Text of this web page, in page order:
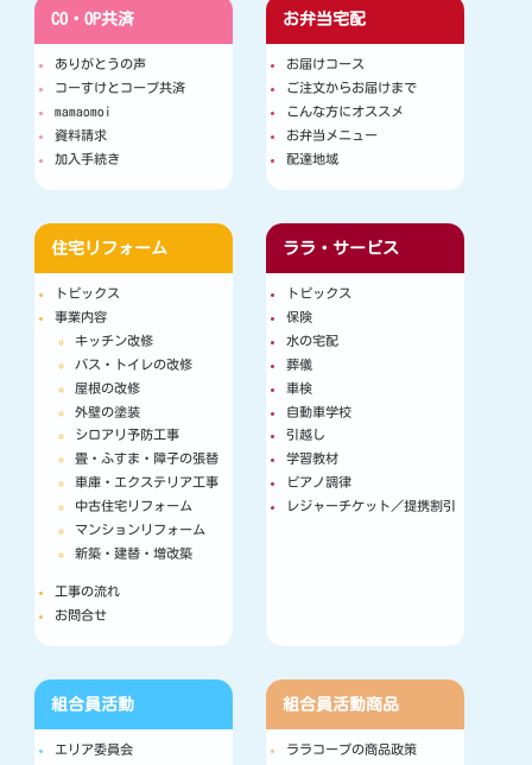
CO・OP共済
ありがとうの声
コーすけとコープ共済
mamaomoi
資料請求
加入手続き
お弁当宅配
お届けコース
ご注文からお届けまで
こんな方にオススメ
お弁当メニュー
配達地域
住宅リフォーム
トピックス
事業内容
キッチン改修
バス・トイレの改修
屋根の改修
外壁の塗装
シロアリ予防工事
畳・ふすま・障子の張替
車庫・エクステリア工事
中古住宅リフォーム
マンションリフォーム
新築・建替・増改築
工事の流れ
お問合せ
ララ・サービス
トピックス
保険
水の宅配
葬儀
車検
自動車学校
引越し
学習教材
ピアノ調律
レジャーチケット／提携割引
組合員活動
エリア委員会
組合員活動商品
ララコープの商品政策